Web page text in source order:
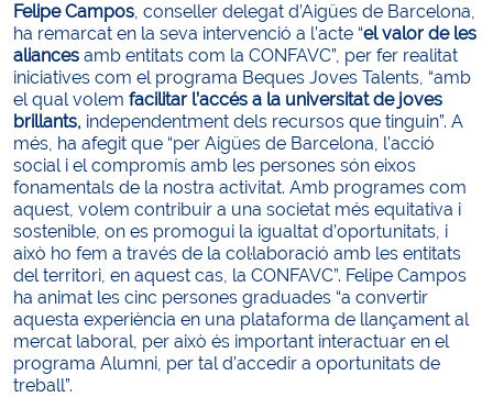
Felipe Campos, conseller delegat d’Aigües de Barcelona,
ha remarcat en la seva intervenció a l’acte “el valor de les
aliances amb entitats com la CONFAVC”, per fer realitat
iniciatives com el programa Beques Joves Talents, “amb
el qual volem facilitar l’accés a la universitat de joves
brillants, independentment dels recursos que tinguin”. A
més, ha afegit que “per Aigües de Barcelona, l’acció
social i el compromís amb les persones són eixos
fonamentals de la nostra activitat. Amb programes com
aquest, volem contribuir a una societat més equitativa i
sostenible, on es promogui la igualtat d’oportunitats, i
això ho fem a través de la col·laboració amb les entitats
del territori, en aquest cas, la CONFAVC”. Felipe Campos
ha animat les cinc persones graduades “a convertir
aquesta experiència en una plataforma de llançament al
mercat laboral, per això és important interactuar en el
programa Alumni, per tal d’accedir a oportunitats de
treball”.